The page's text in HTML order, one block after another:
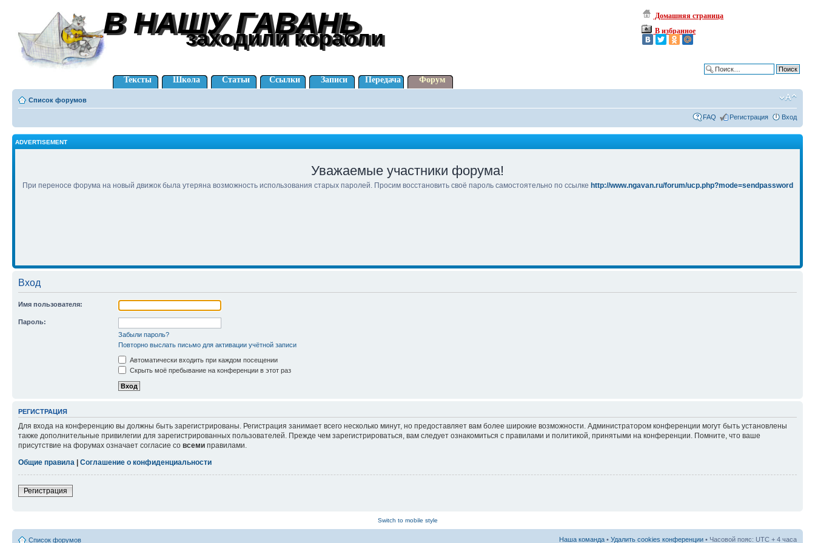
В НАШУ ГАВАНЬ
В НАШУ ГАВАНЬ
заходили корабли
заходили корабли
Домашняя страница
В избранное
Тексты Школа Статьи Ссылки Записи Передача Форум
Список форумов
FAQ Регистрация Вход
ADVERTISEMENT
Уважаемые участники форума!
При переносе форума на новый движок была утеряна возможность использования старых паролей. Просим восстановить своё пароль самостоятельно по ссылке http://www.ngavan.ru/forum/ucp.php?mode=sendpassword
Вход
Имя пользователя:
Пароль:
Забыли пароль?
Повторно выслать письмо для активации учётной записи
Автоматически входить при каждом посещении
Скрыть моё пребывание на конференции в этот раз
РЕГИСТРАЦИЯ
Для входа на конференцию вы должны быть зарегистрированы. Регистрация занимает всего несколько минут, но предоставляет вам более широкие возможности. Администратором конференции могут быть установлены
также дополнительные привилегии для зарегистрированных пользователей. Прежде чем зарегистрироваться, вам следует ознакомиться с правилами и политикой, принятыми на конференции. Помните, что ваше
присутствие на форумах означает согласие со всеми правилами.
Общие правила | Соглашение о конфиденциальности
Регистрация
Switch to mobile style
Список форумов Наша команда • Удалить cookies конференции • Часовой пояс: UTC + 4 часа